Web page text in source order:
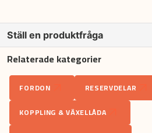
Ställ en produktfråga
question
Fråga oss något om denna produkten...
nameNamn
Relaterade kategorier
FORDON
RESERVDELAR
KOPPLING & VÄXELLÅDA